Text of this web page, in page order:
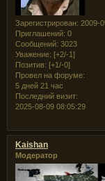
Зарегистрирован: 2009-
Приглашений: 0
Сообщений: 3023
Уважение: [+2/-1]
Позитив: [+1/-0]
Провел на форуме:
5 дней 21 час
Последний визит:
2025-08-09 08:05:29
Kaishan
Модератор